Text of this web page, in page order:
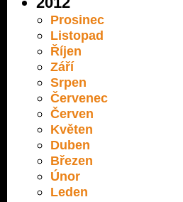
Prosinec
Listopad
Říjen
Září
Srpen
Červenec
Červen
Květen
Duben
Březen
Únor
Leden